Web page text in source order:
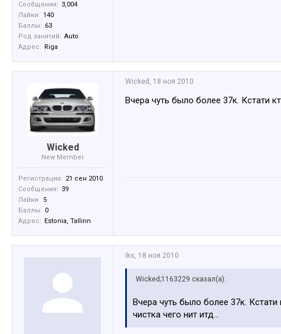
Сообщения: 3,004
Лайки: 140
Баллы: 63
Род занятий: Auto
Адрес: Riga
Wicked
New Member
Регистрация: 21 сен 2010
Сообщения: 39
Лайки: 5
Баллы: 0
Адрес: Estonia, Tallinn
Wicked , 18 ноя 2010
Вчера чуть было более 37к. Кстати
iks, 18 ноя 2010
Wicked;1163229 сказал(а):
Вчера чуть было более 37к.
чистка чего нит итд...